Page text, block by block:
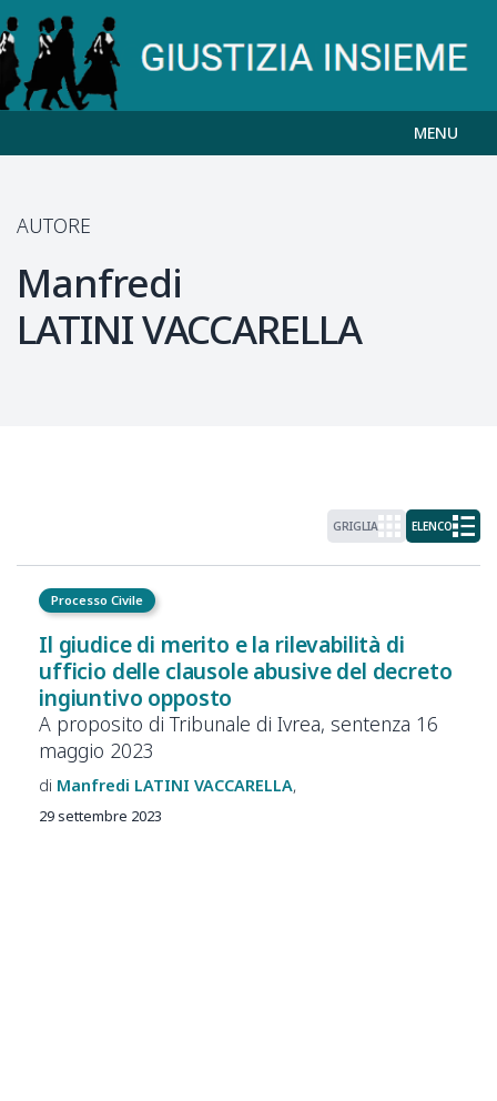
MENU
AUTORE
Manfredi
LATINI VACCARELLA
GRIGLIA ELENCO
Processo Civile
Il giudice di merito e la rilevabilità di
ufficio delle clausole abusive del decreto
ingiuntivo opposto
A proposito di Tribunale di Ivrea, sentenza 16
maggio 2023
Manfredi LATINI VACCARELLA
29 settembre 2023